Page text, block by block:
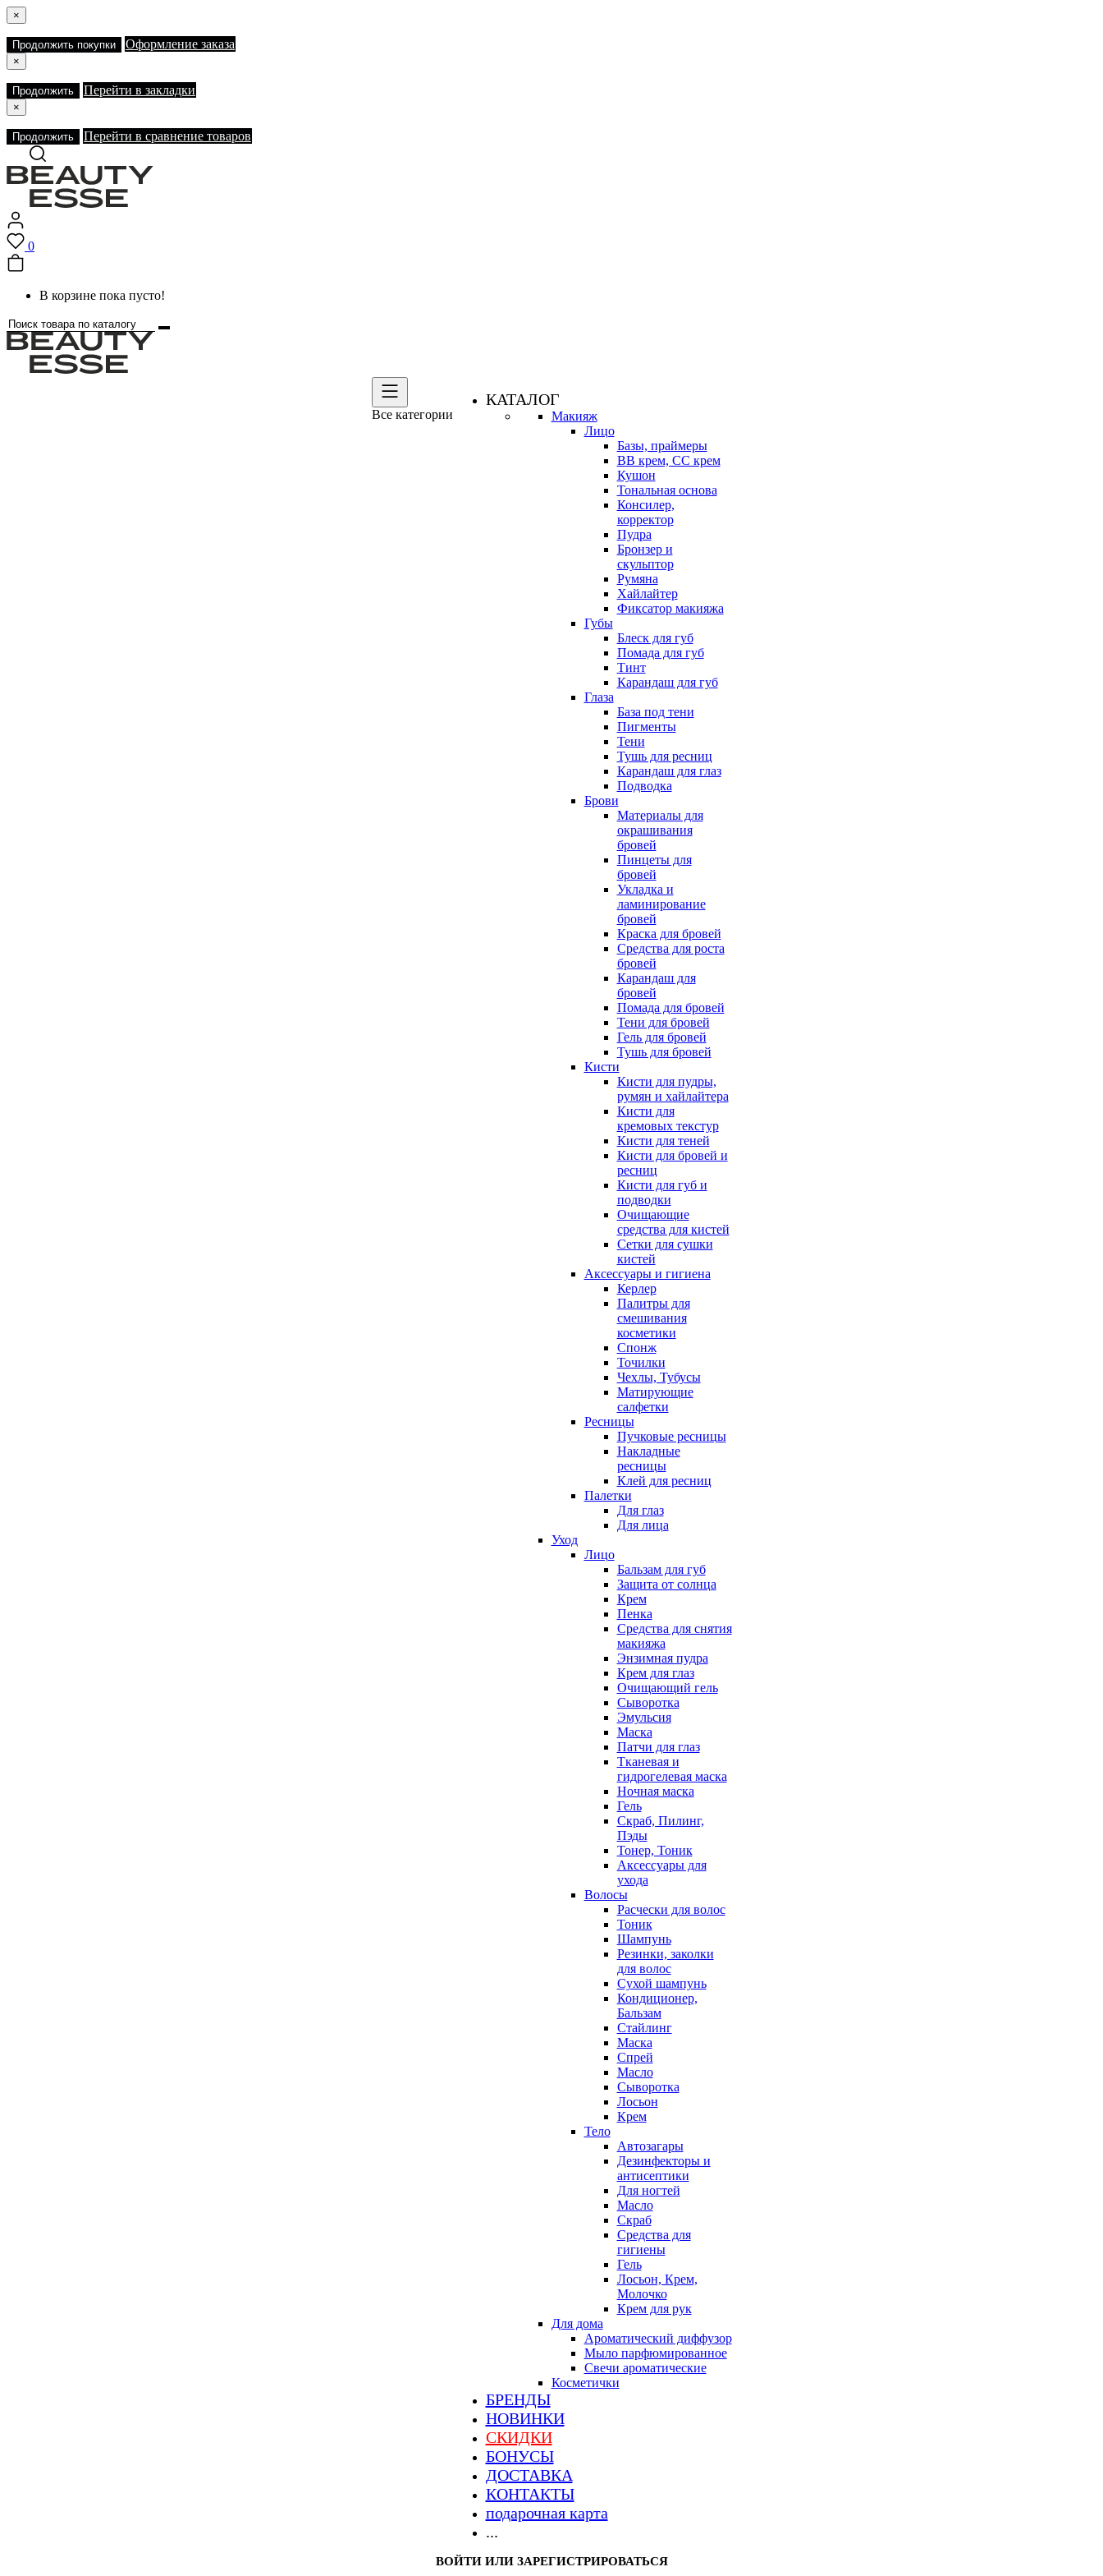
×
Продолжить покупки Оформление заказа
×
Продолжить Перейти в закладки
×
Продолжить Перейти в сравнение товаров
0
В корзине пока пусто!
Все категории
КАТАЛОГ
Макияж
Лицо
Базы, праймеры
BB крем, CC крем
Кушон
Тональная основа
Консилер,
корректор
Пудра
Бронзер и
скульптор
Румяна
Хайлайтер
Фиксатор макияжа
Губы
Блеск для губ
Помада для губ
Тинт
Карандаш для губ
Глаза
База под тени
Пигменты
Тени
Тушь для ресниц
Карандаш для глаз
Подводка
Брови
Материалы для
окрашивания
бровей
Пинцеты для
бровей
Укладка и
ламинирование
бровей
Краска для бровей
Средства для роста
бровей
Карандаш для
бровей
Помада для бровей
Тени для бровей
Гель для бровей
Тушь для бровей
Кисти
Кисти для пудры,
румян и хайлайтера
Кисти для
кремовых текстур
Кисти для теней
Кисти для бровей и
ресниц
Кисти для губ и
подводки
Очищающие
средства для кистей
Сетки для сушки
кистей
Аксессуары и гигиена
Керлер
Палитры для
смешивания
косметики
Спонж
Точилки
Чехлы, Тубусы
Матирующие
салфетки
Ресницы
Пучковые ресницы
Накладные
ресницы
Клей для ресниц
Палетки
Для глаз
Для лица
Уход
Лицо
Бальзам для губ
Защита от солнца
Крем
Пенка
Средства для снятия
макияжа
Энзимная пудра
Крем для глаз
Очищающий гель
Сыворотка
Эмульсия
Маска
Патчи для глаз
Тканевая и
гидрогелевая маска
Ночная маска
Гель
Скраб, Пилинг,
Пэды
Тонер, Тоник
Аксессуары для
ухода
Волосы
Расчески для волос
Тоник
Шампунь
Резинки, заколки
для волос
Сухой шампунь
Кондиционер,
Бальзам
Стайлинг
Маска
Спрей
Масло
Сыворотка
Лосьон
Крем
Тело
Автозагары
Дезинфекторы и
антисептики
Для ногтей
Масло
Скраб
Средства для
гигиены
Гель
Лосьон, Крем,
Молочко
Крем для рук
Для дома
Ароматический диффузор
Мыло парфюмированное
Свечи ароматические
Косметички
БРЕНДЫ
НОВИНКИ
СКИДКИ
БОНУСЫ
ДОСТАВКА
КОНТАКТЫ
подарочная карта
...
ВОЙТИ ИЛИ ЗАРЕГИСТРИРОВАТЬСЯ